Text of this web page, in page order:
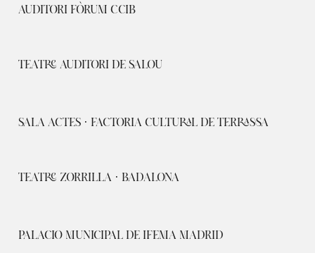
AUDITORI FÒRUM CCIB
TEATRE AUDITORI DE SALOU
SALA ACTES · FACTORIA CULTURAL DE TERRASSA
TEATRE ZORRILLA · BADALONA
PALACIO MUNICIPAL DE IFEMA MADRID